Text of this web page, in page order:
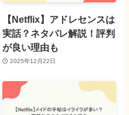
【Netflix】アドレセンスは
実話？ネタバレ解説！評判
が良い理由も
2025年12月22日